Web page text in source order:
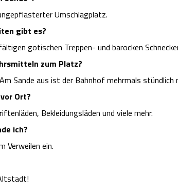
Umschlagplatz.
gibt es?
gotischen Treppen- und barocken
zum Platz?
Sande aus ist der Bahnhof mehrmals stündlich
Ort?
Bekleidungsläden und viele mehr.
ich?
Verweilen ein.